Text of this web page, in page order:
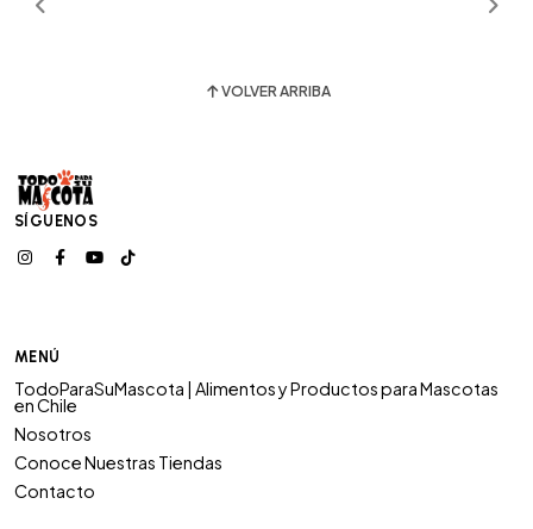
VOLVER ARRIBA
SÍGUENOS
MENÚ
TodoParaSuMascota | Alimentos y Productos para Mascotas
en Chile
Nosotros
Conoce Nuestras Tiendas
Contacto